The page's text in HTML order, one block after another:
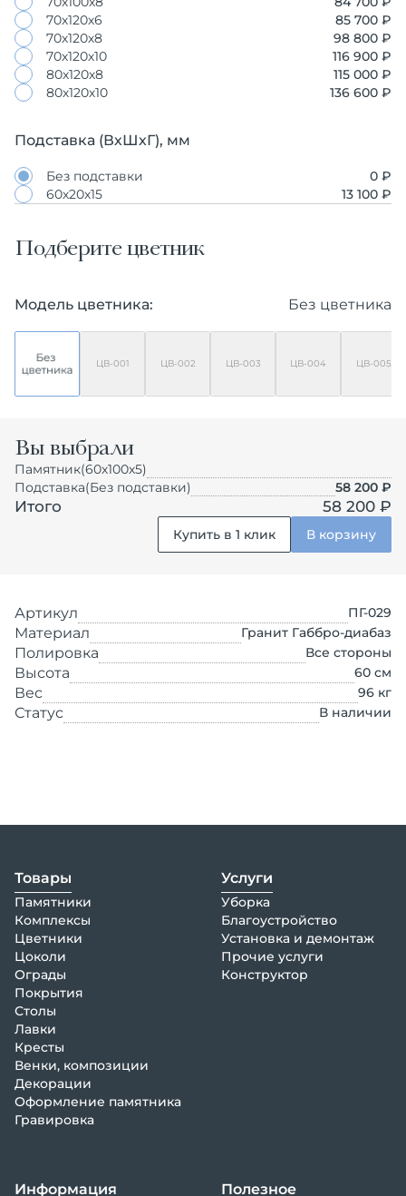
70х120х6
85 700 ₽
70х120х8
98 800 ₽
70х120х10
116 900 ₽
80х120х8
115 000 ₽
80х120х10
136 600 ₽
Подставка (ВхШхГ), мм
Без подставки
0 ₽
60х20х15
13 100 ₽
Подберите цветник
Модель цветника: Без цветника
ЦВ-001 ЦВ-002 ЦВ-003 ЦВ-004 ЦВ-005
Вы выбрали
Памятник(60х100х5)
Подставка(Без подставки) 58 200 ₽
Итого 58 200 ₽
Купить в 1 клик В корзину
Артикул ПГ-029
Материал Гранит Габбро-диабаз
Полировка Все стороны
Высота 60 см
Вес 96 кг
Статус В наличии
Товары
Памятники
Комплексы
Цветники
Цоколи
Ограды
Покрытия
Столы
Лавки
Кресты
Венки, композиции
Декорации
Оформление памятника
Гравировка
Услуги
Уборка
Благоустройство
Установка и демонтаж
Прочие услуги
Конструктор
Информация Полезное